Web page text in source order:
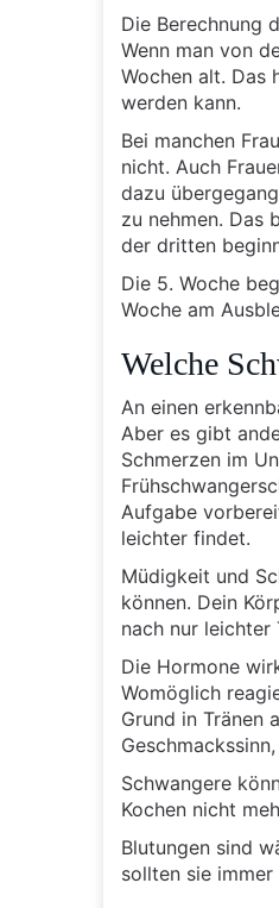
Die Berechnung
Wenn man von
Wochen alt. Das
werden kann.
Bei manchen
nicht. Auch
dazu
zu nehmen. Das
der dritten
Die 5. Woche
Woche am
Welche
An einen
Aber es gibt
Schmerzen im
Aufgabe
leichter findet.
Müdigkeit und
können. Dein
nach nur
Die Hormone
Womöglich
Grund in Tränen
Schwangere
Kochen nicht
Blutungen sind
sollten sie